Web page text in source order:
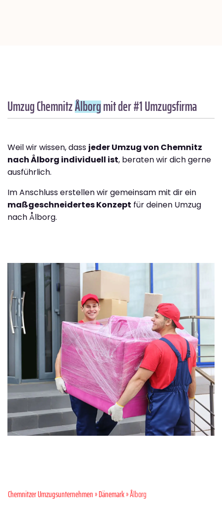
Umzug ChemnitzÅlborgmit der #1 Umzugsfirma
Weil wir wissen, dass jeder Umzug von Chemnitz
nach Ålborg individuell ist, beraten wir dich gerne
ausführlich.
Im Anschluss erstellen wir gemeinsam mit dir ein
maßgeschneidertes Konzept für deinen Umzug
nach Ålborg.
Chemnitzer Umzugsunternehmen»Dänemark» Ålborg